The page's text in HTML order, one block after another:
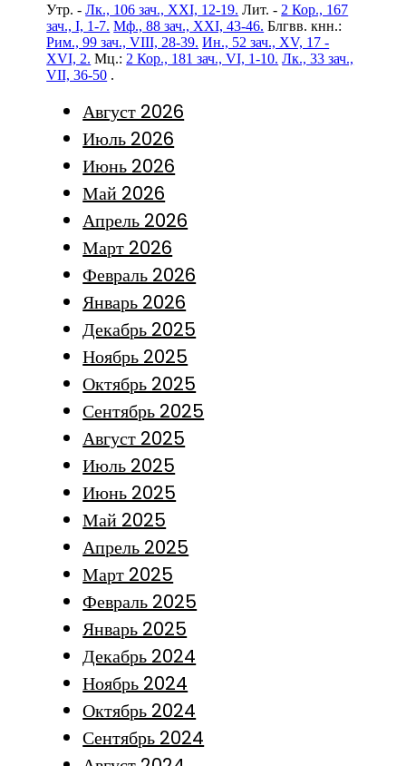
Утр. -Лк., 106 зач., XXI, 12-19. Лит. - 2 Кор., 167
зач., I, 1-7. Мф., 88 зач., XXI, 43-46. Блгвв. кнн.:
Рим., 99 зач., VIII, 28-39. Ин., 52 зач., XV, 17 -
XVI, 2. Мц.: 2 Кор., 181 зач., VI, 1-10. Лк., 33 зач.,
VII, 36-50 .
Август 2026
Июль 2026
Июнь 2026
Май 2026
Апрель 2026
Март 2026
Февраль 2026
Январь 2026
Декабрь 2025
Ноябрь 2025
Октябрь 2025
Сентябрь 2025
Август 2025
Июль 2025
Июнь 2025
Май 2025
Апрель 2025
Март 2025
Февраль 2025
Январь 2025
Декабрь 2024
Ноябрь 2024
Октябрь 2024
Сентябрь 2024